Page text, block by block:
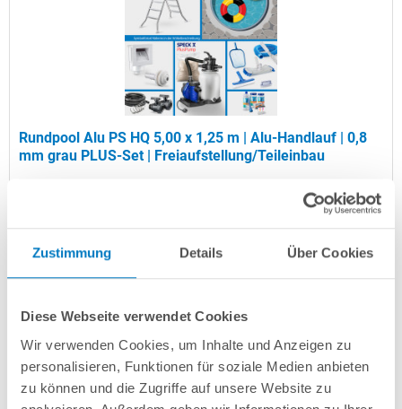
Zustimmung Details Über Cookies
Diese Webseite verwendet Cookies
Wir verwenden Cookies, um Inhalte und Anzeigen zu
personalisieren, Funktionen für soziale Medien anbieten
zu können und die Zugriffe auf unsere Website zu
Rundpool Alu PS HQ 5,00 x 1,25 m | Alu-Handlauf | 0,8
mm grau PLUS-Set | Freiaufstellung/Teileinbau
UVP:4.099,00 € *
Versandkostenfreie Lieferung!
Lieferung in ca. 3-6 Arbeitstagen
In den Warenkorb